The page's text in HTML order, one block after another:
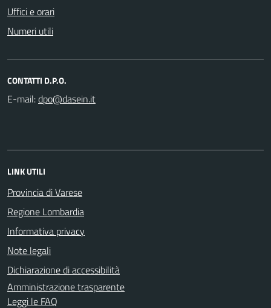
Uffici e orari
Numeri utili
CONTATTI D.P.O.
E-mail:
LINK UTILI
Provincia di Varese
Regione Lombardia
Informativa privacy
Note legali
Dichiarazione di accessibilità
Amministrazione trasparente
Leggi le FAQ